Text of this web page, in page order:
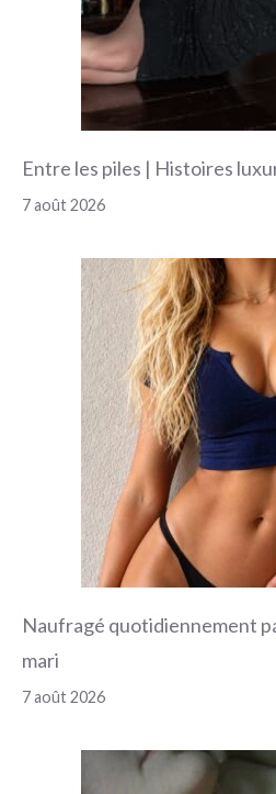
Entre les piles | Histoires
7 août 2026
Naufragé quotidiennement
mari
7 août 2026